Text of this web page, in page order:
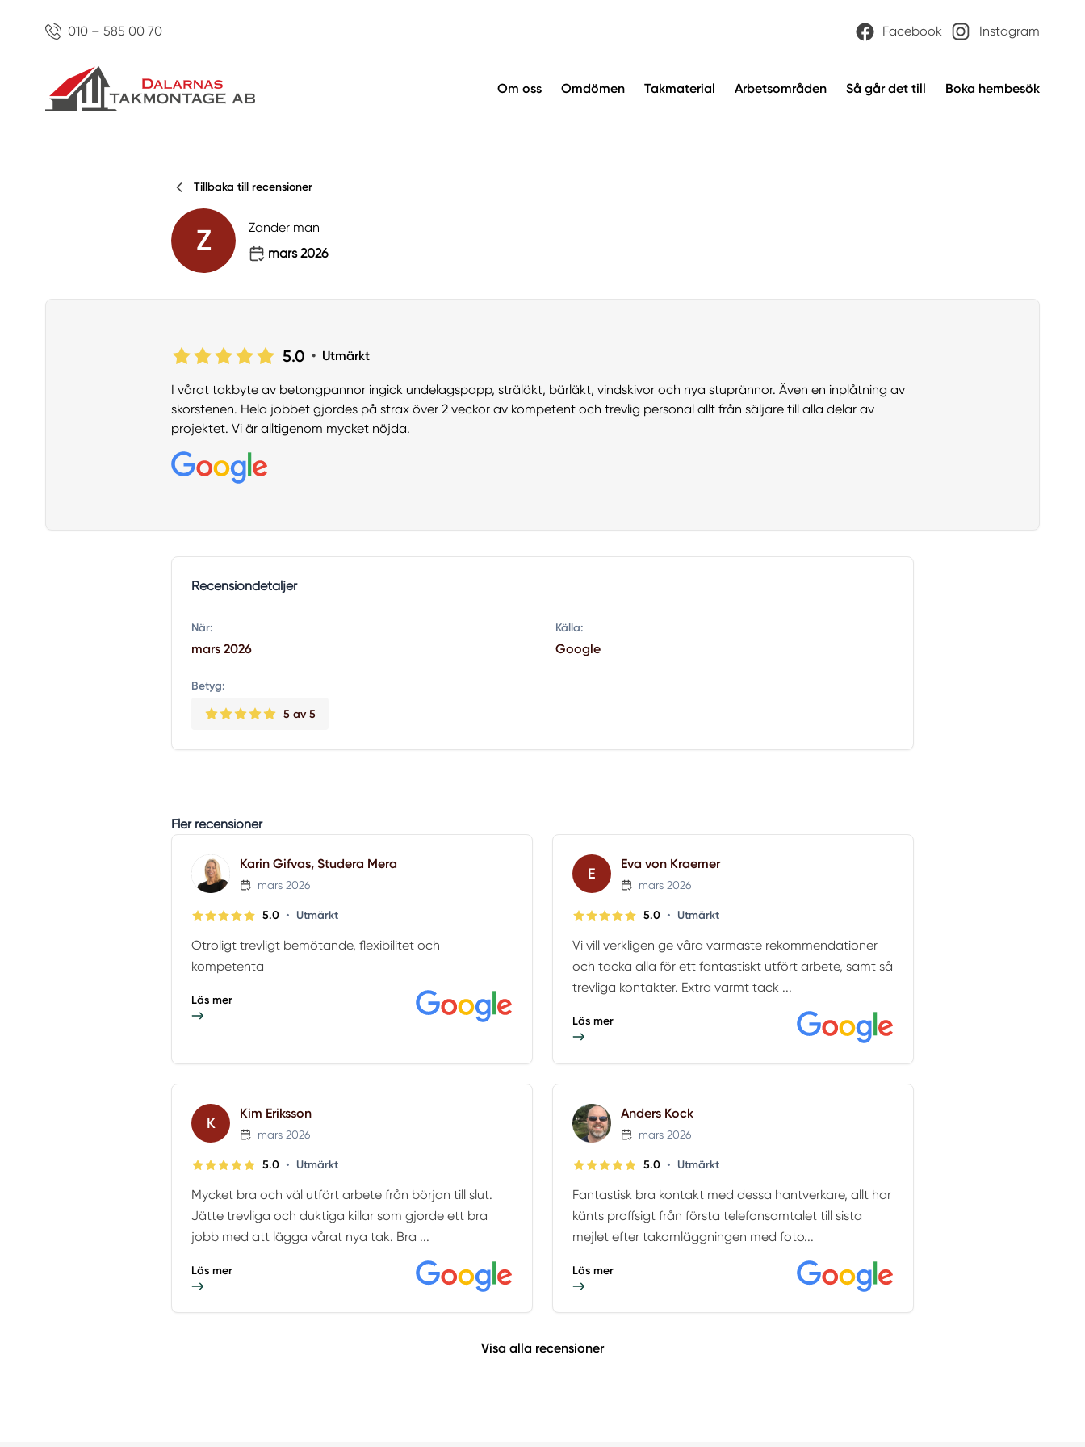
010 – 585 00 70 Facebook Instagram
Om oss Omdömen Takmaterial Arbetsområden Så går det till Boka hembesök
Tillbaka till recensioner
Z
Zander man
mars 2026
5.0 • Utmärkt
I vårat takbyte av betongpannor ingick undelagspapp, sträläkt, bärläkt, vindskivor och nya stuprännor. Även en inplåtning av
skorstenen. Hela jobbet gjordes på strax över 2 veckor av kompetent och trevlig personal allt från säljare till alla delar av
projektet. Vi är alltigenom mycket nöjda.
Recensiondetaljer
När:
mars 2026
Källa:
Google
Betyg:
5 av 5
Fler recensioner
Karin Gifvas, Studera Mera
mars 2026
5.0 • Utmärkt
Otroligt trevligt bemötande, flexibilitet och
kompetenta
Läs mer
E
Eva von Kraemer
mars 2026
5.0 • Utmärkt
Vi vill verkligen ge våra varmaste rekommendationer
och tacka alla för ett fantastiskt utfört arbete, samt så
trevliga kontakter. Extra varmt tack ...
Läs mer
K
Kim Eriksson
mars 2026
5.0 • Utmärkt
Mycket bra och väl utfört arbete från början till slut.
Jätte trevliga och duktiga killar som gjorde ett bra
jobb med att lägga vårat nya tak. Bra ...
Läs mer
Anders Kock
mars 2026
5.0 • Utmärkt
Fantastisk bra kontakt med dessa hantverkare, allt har
känts proffsigt från första telefonsamtalet till sista
mejlet efter takomläggningen med foto...
Läs mer
Visa alla recensioner